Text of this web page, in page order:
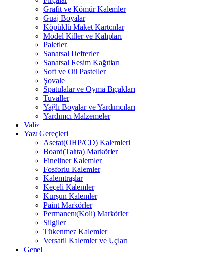
Grafit ve Kömür Kalemler
Guaj Boyalar
Köpüklü Maket Kartonlar
Model Killer ve Kalıpları
Paletler
Sanatsal Defterler
Sanatsal Resim Kağıtları
Soft ve Oil Pasteller
Şovale
Spatulalar ve Oyma Bıçakları
Tuvaller
Yağlı Boyalar ve Yardımcıları
Yardımcı Malzemeler
Valiz
Yazı Gereçleri
Asetat(OHP/CD) Kalemleri
Board(Tahta) Markörler
Fineliner Kalemler
Fosforlu Kalemler
Kalemtraşlar
Keçeli Kalemler
Kurşun Kalemler
Paint Markörler
Permanent(Koli) Markörler
Silgiler
Tükenmez Kalemler
Versatil Kalemler ve Uçları
Genel